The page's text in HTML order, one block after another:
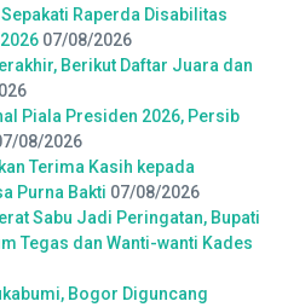
Raperda Disabilitas
07/08/2026
Berikut Daftar Juara dan
Piala Presiden 2026, Persib
08/2026
Terima Kasih kepada
Purna Bakti 07/08/2026
Sabu Jadi Peringatan, Bupati
Tegas dan Wanti-wanti Kades
Bogor Diguncang